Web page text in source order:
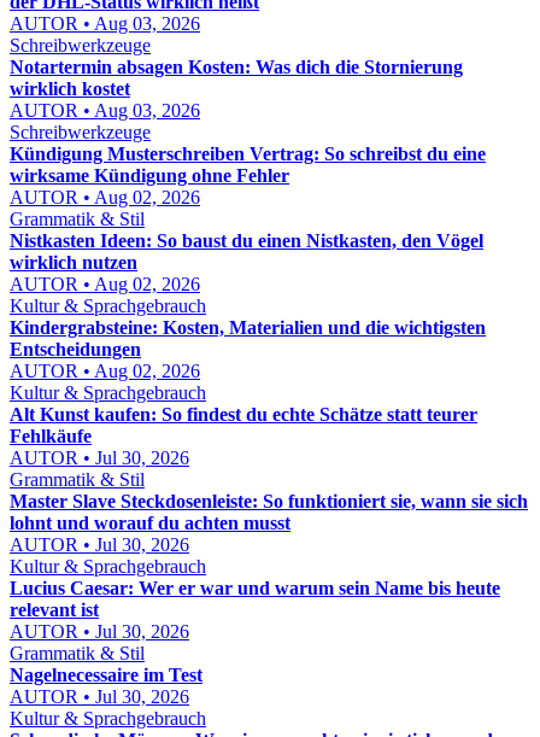
AUTOR • Aug 03, 2026
Schreibwerkzeuge
Notartermin absagen Kosten: Was dich die Stornierung
wirklich kostet
AUTOR • Aug 03, 2026
Schreibwerkzeuge
Kündigung Musterschreiben Vertrag: So schreibst du eine
wirksame Kündigung ohne Fehler
AUTOR • Aug 02, 2026
Grammatik & Stil
Nistkasten Ideen: So baust du einen Nistkasten, den Vögel
wirklich nutzen
AUTOR • Aug 02, 2026
Kultur & Sprachgebrauch
Kindergrabsteine: Kosten, Materialien und die wichtigsten
Entscheidungen
AUTOR • Aug 02, 2026
Kultur & Sprachgebrauch
Alt Kunst kaufen: So findest du echte Schätze statt teurer
Fehlkäufe
AUTOR • Jul 30, 2026
Grammatik & Stil
Master Slave Steckdosenleiste: So funktioniert sie, wann sie sich
lohnt und worauf du achten musst
AUTOR • Jul 30, 2026
Kultur & Sprachgebrauch
Lucius Caesar: Wer er war und warum sein Name bis heute
relevant ist
AUTOR • Jul 30, 2026
Grammatik & Stil
Nagelnecessaire im Test
AUTOR • Jul 30, 2026
Kultur & Sprachgebrauch